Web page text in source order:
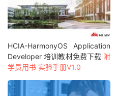
HCIA-HarmonyOS Application
Developer 培训教材免费下载 附
学员用书 实验手册V1.0